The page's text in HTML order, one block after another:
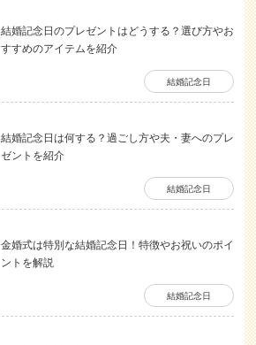
結婚記念日のプレゼントはどうする？選び方やお
すすめのアイテムを紹介
結婚記念日
結婚記念日は何する？過ごし方や夫・妻へのプレ
ゼントを紹介
結婚記念日
金婚式は特別な結婚記念日！特徴やお祝いのポイ
ントを解説
結婚記念日